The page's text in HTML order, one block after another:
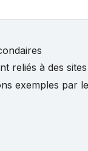
reliés à des
exemples par